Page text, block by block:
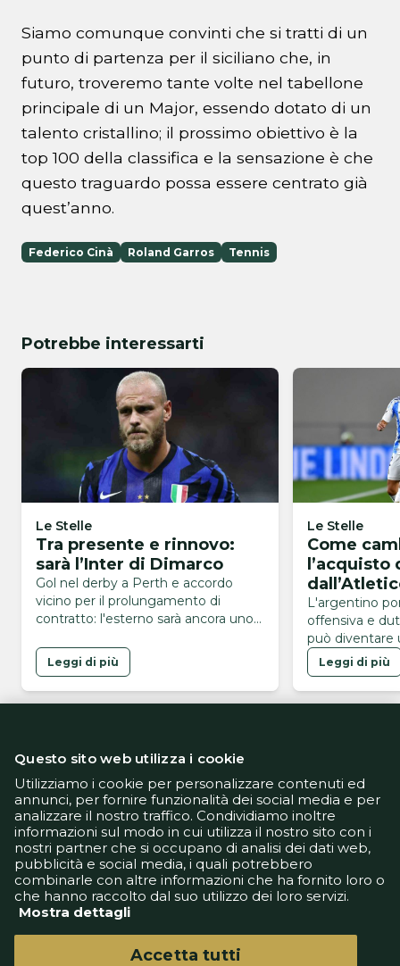
Siamo comunque convinti che si tratti di un
punto di partenza per il siciliano che, in
futuro, troveremo tante volte nel tabellone
principale di un Major, essendo dotato di un
talento cristallino; il prossimo obiettivo è la
top 100 della classifica e la sensazione è che
questo traguardo possa essere centrato già
quest’anno.
Federico Cinà Roland Garros Tennis
Potrebbe interessarti
Le Stelle
Tra presente e rinnovo:
sarà l’Inter di Dimarco
Gol nel derby a Perth e accordo
vicino per il prolungamento di
contratto: l'esterno sarà ancora uno
Leggi di più
Le Stelle
Come
l’acquisto
L'argentino
offensiva e
può diventare
nuova
Gasperini
Leggi di più
Informativa Privacy
Informativa Cookie
Tech App
Gestione preferenze
support@goldbetlive.it
Questo sito web utilizza i cookie
Utilizziamo i cookie per personalizzare contenuti ed
annunci, per fornire funzionalità dei social media e per
analizzare il nostro traffico. Condividiamo inoltre
informazioni sul modo in cui utilizza il nostro sito con i
nostri partner che si occupano di analisi dei dati web,
pubblicità e social media, i quali potrebbero
combinarle con altre informazioni che ha fornito loro o
che hanno raccolto dal suo utilizzo dei loro servizi.
Mostra dettagli
Accetta tutti